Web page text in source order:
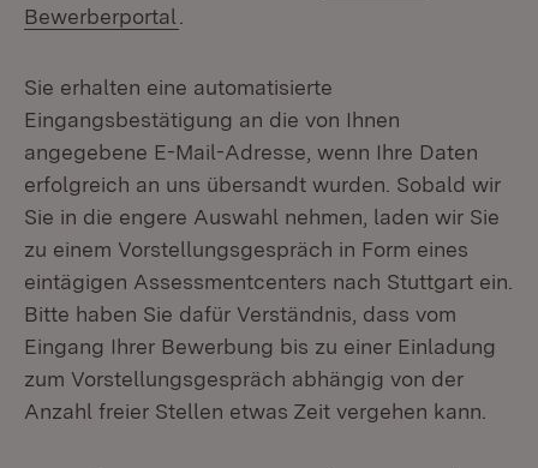
Bewerberportal
Sie erhalten eine automatisierte
Eingangsbestätigung an die von Ihnen
angegebene E-Mail-Adresse, wenn Ihre Daten
erfolgreich an uns übersandt wurden. Sobald wir
Sie in die engere Auswahl nehmen, laden wir Sie
zu einem Vorstellungsgespräch in Form eines
eintägigen Assessmentcenters nach Stuttgart ein.
Bitte haben Sie dafür Verständnis, dass vom
Eingang Ihrer Bewerbung bis zu einer Einladung
zum Vorstellungsgespräch abhängig von der
Anzahl freier Stellen etwas Zeit vergehen kann.